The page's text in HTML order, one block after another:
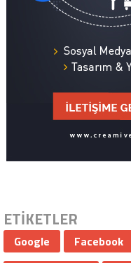
ETİKETLER
Google Facebook